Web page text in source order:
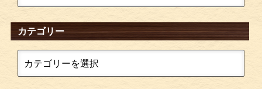
カテゴリー